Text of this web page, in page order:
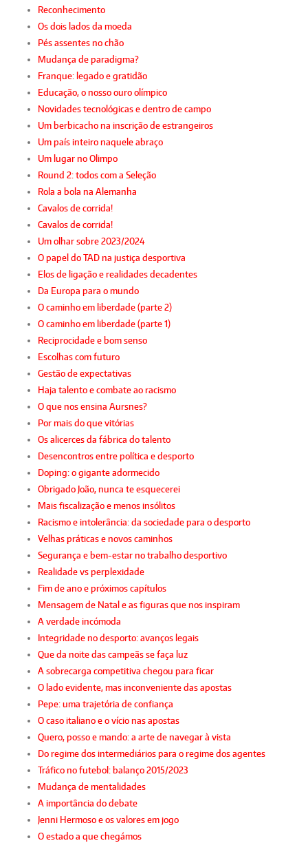
Reconhecimento
Os dois lados da moeda
Pés assentes no chão
Mudança de paradigma?
Franque: legado e gratidão
Educação, o nosso ouro olímpico
Novidades tecnológicas e dentro de campo
Um berbicacho na inscrição de estrangeiros
Um país inteiro naquele abraço
Um lugar no Olimpo
Round 2: todos com a Seleção
Rola a bola na Alemanha
Cavalos de corrida!
Cavalos de corrida!
Um olhar sobre 2023/2024
O papel do TAD na justiça desportiva
Elos de ligação e realidades decadentes
Da Europa para o mundo
O caminho em liberdade (parte 2)
O caminho em liberdade (parte 1)
Reciprocidade e bom senso
Escolhas com futuro
Gestão de expectativas
Haja talento e combate ao racismo
O que nos ensina Aursnes?
Por mais do que vitórias
Os alicerces da fábrica do talento
Desencontros entre política e desporto
Doping: o gigante adormecido
Obrigado João, nunca te esquecerei
Mais fiscalização e menos insólitos
Racismo e intolerância: da sociedade para o desporto
Velhas práticas e novos caminhos
Segurança e bem-estar no trabalho desportivo
Realidade vs perplexidade
Fim de ano e próximos capítulos
Mensagem de Natal e as figuras que nos inspiram
A verdade incómoda
Integridade no desporto: avanços legais
Que da noite das campeãs se faça luz
A sobrecarga competitiva chegou para ficar
O lado evidente, mas inconveniente das apostas
Pepe: uma trajetória de confiança
O caso italiano e o vício nas apostas
Quero, posso e mando: a arte de navegar à vista
Do regime dos intermediários para o regime dos agentes
Tráfico no futebol: balanço 2015/2023
Mudança de mentalidades
A importância do debate
Jenni Hermoso e os valores em jogo
O estado a que chegámos